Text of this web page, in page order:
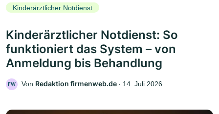
Kinderärztlicher Notdienst
Kinderärztlicher Notdienst: So
funktioniert das System – von
Anmeldung bis Behandlung
FW Von Redaktion firmenweb.de ‧ 14. Juli 2026